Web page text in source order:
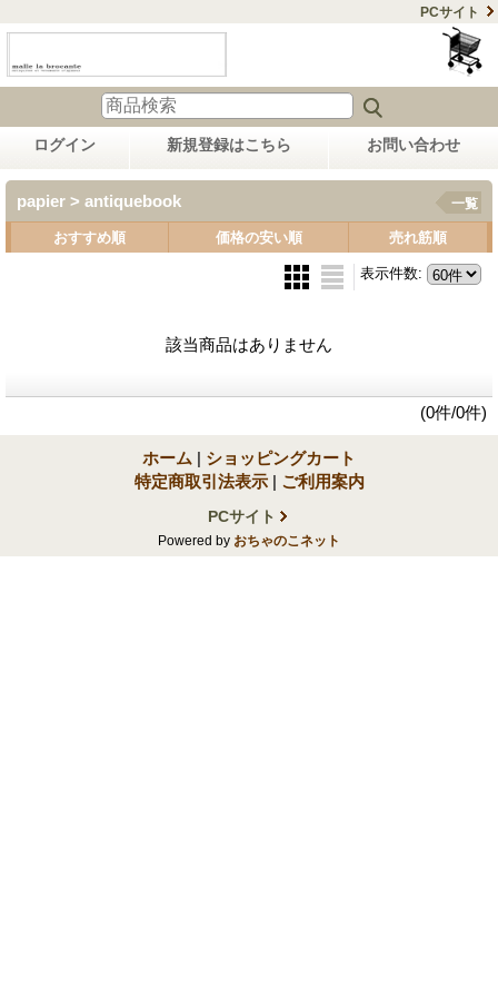
PCサイト
ログイン 新規登録はこちら お問い合わせ
papier > antiquebook 一覧
おすすめ順 価格の安い順 売れ筋順
表示件数:
該当商品はありません
(0件/0件)
ホーム | ショッピングカート
特定商取引法表示 | ご利用案内
PCサイト
Powered by おちゃのこネット